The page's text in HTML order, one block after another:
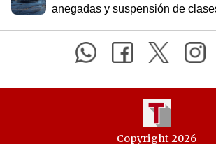
anegadas y suspensión de
Copyright 2026